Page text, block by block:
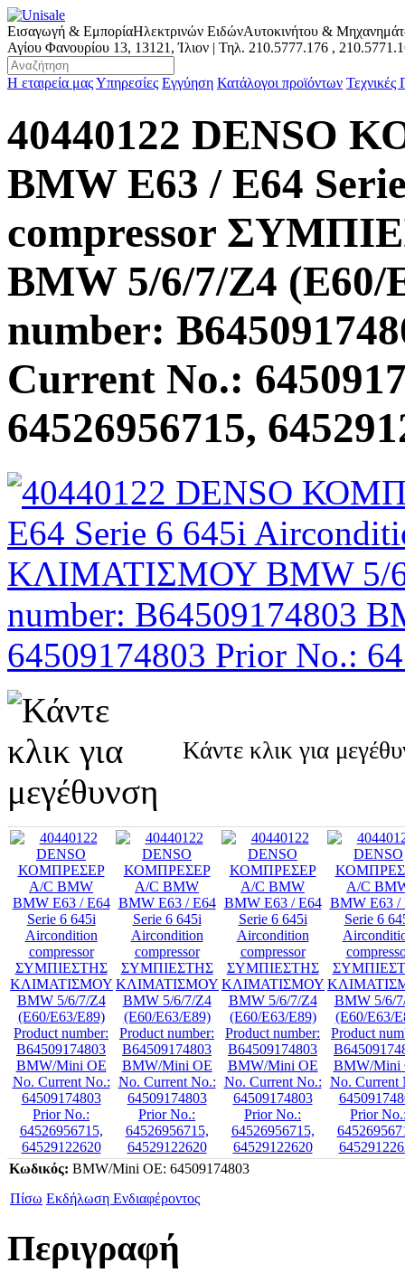
Εισαγωγή & ΕμπορίαΗλεκτρινών ΕιδώνΑυτοκινήτου &
Αγίου Φανουρίου 13, 13121, Ίλιον | Τηλ. 210.5777.176 ,
Η εταιρεία μαςΥπηρεσίες Εγγύηση Κατάλογοι προϊόντων Τεχνικές
40440122 DENSO
BMW E63 / E64
compressor
BMW 5/6/7/Z4 (E60/
number:
Current No.:
64526956715,
Κάντε κλικ για
Κωδικός: BMW/Mini OE: 64509174803
Πίσω Εκδήλωση Ενδιαφέροντος
Περιγραφή